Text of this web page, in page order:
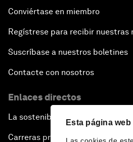
Esta página
Conviértase en miembro
Regístrese para recibir nuestras
Suscríbase a nuestros boletines
Contacte con nosotros
Enlaces directos
La sostenibilidad en el Foro
Carreras profesionales